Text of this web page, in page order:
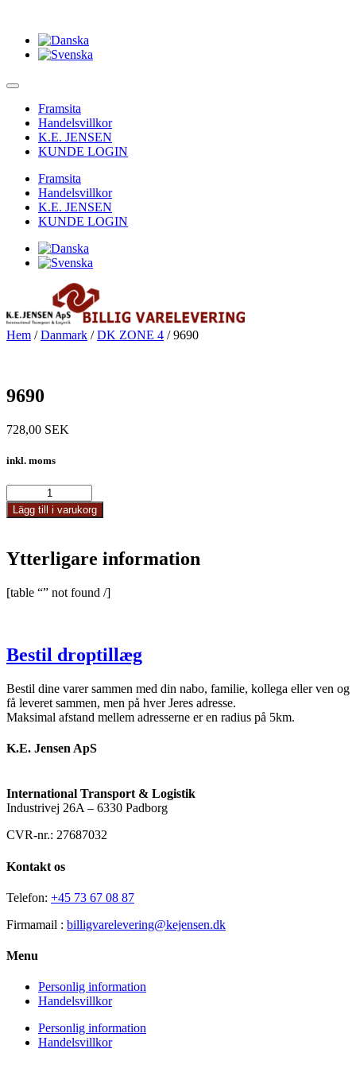
Framsita
Handelsvillkor
K.E. JENSEN
KUNDE LOGIN
Framsita
Handelsvillkor
K.E. JENSEN
KUNDE LOGIN
Hem /Danmark /DK ZONE 4 / 9690
9690
728,00 SEK
inkl. moms
mängd
Lägg till i varukorg
Ytterligare information
[table “” not found /]
Bestil droptillæg
Bestil dine varer sammen med din nabo, familie, kollega eller ven og
få leveret sammen, men på hver Jeres adresse.
Maksimal afstand mellem adresserne er en radius på 5km.
K.E. Jensen ApS
International Transport & Logistik
Industrivej 26A – 6330 Padborg
CVR-nr.: 27687032
Kontakt os
Telefon: +45 73 67 08 87
Firmamail : billigvarelevering@kejensen.dk
Menu
Personlig information
Handelsvillkor
Personlig information
Handelsvillkor